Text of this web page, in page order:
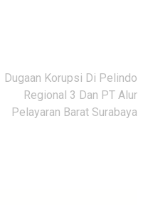
Dugaan Korupsi Di Pelindo
Regional 3 Dan PT Alur
Pelayaran Barat Surabaya